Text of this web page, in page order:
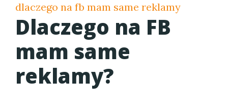
dlaczego na fb mam same reklamy
Dlaczego na FB
mam same
reklamy?